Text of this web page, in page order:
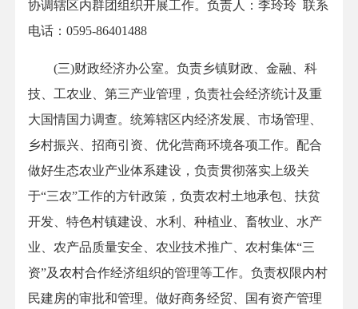
协调辖区内群团组织开展工作。负责人：李玲玲 联系
电话：0595-86401488
(三)财政经济办公室。负责乡镇财政、金融、科
技、工农业、第三产业管理，负责社会经济统计及重
大国情国力调查。统筹辖区内经济发展、市场管理、
乡村振兴、招商引资、优化营商环境各项工作。配合
做好生态农业产业体系建设，负责贯彻落实上级关
于“三农”工作的方针政策，负责农村土地承包、扶贫
开发、特色村镇建设、水利、种植业、畜牧业、水产
业、农产品质量安全、农业技术推广、农村集体“三
资”及农村合作经济组织的管理等工作。负责权限内村
民建房的审批和管理。做好商务经贸、国有资产管理